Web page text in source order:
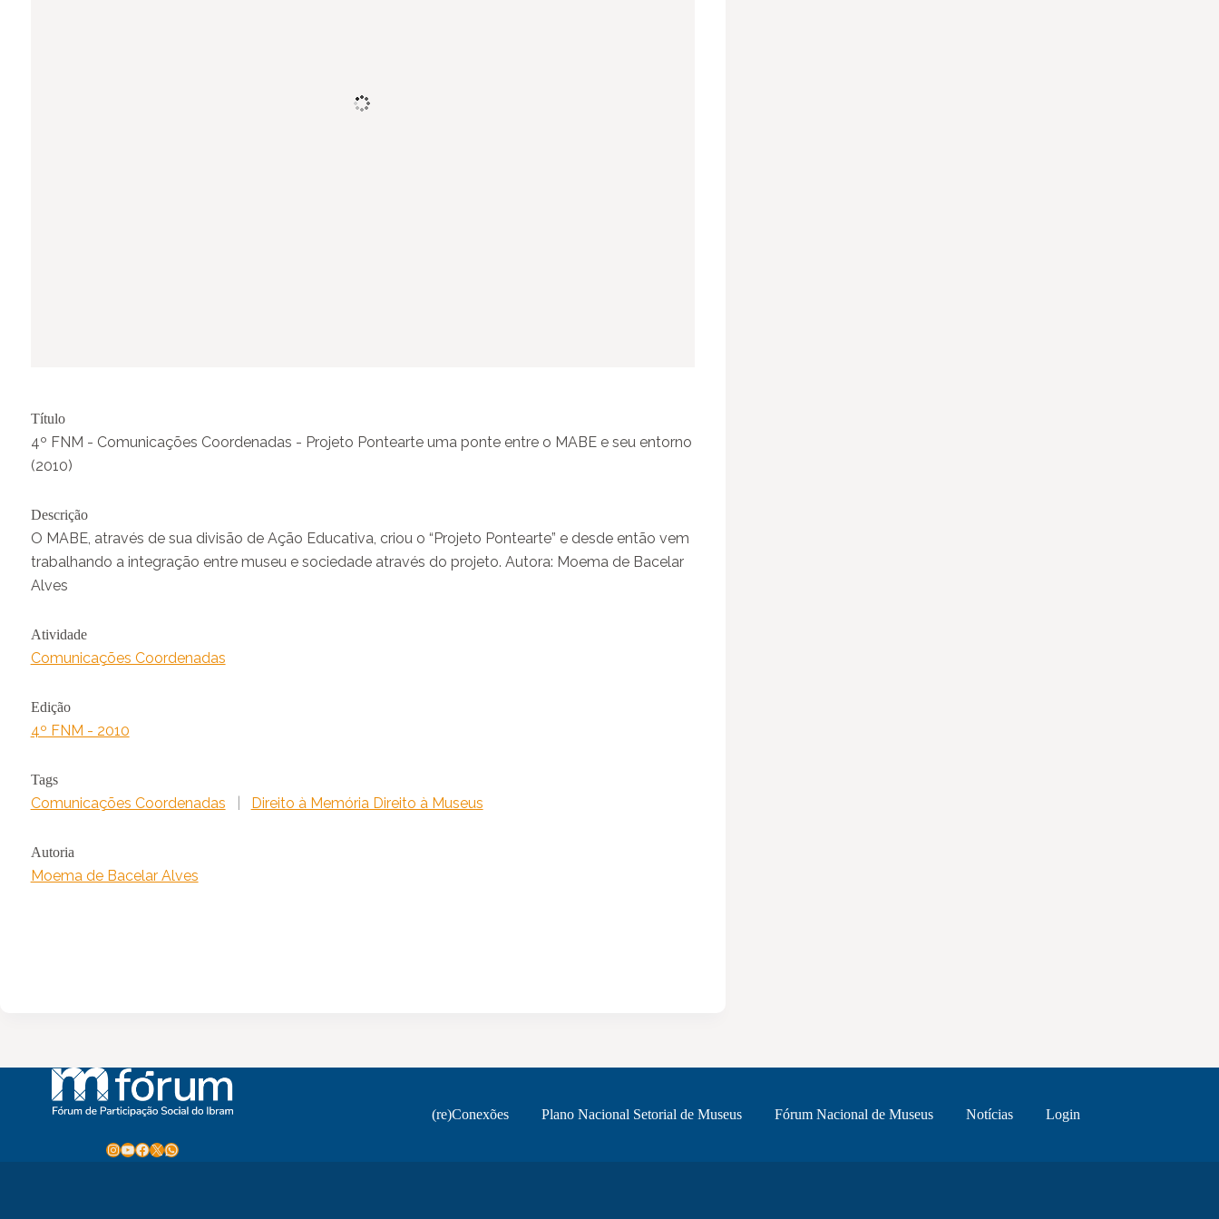
Título
4º FNM - Comunicações Coordenadas - Projeto Pontearte uma ponte entre o MABE e seu entorno
(2010)
Descrição
O MABE, através de sua divisão de Ação Educativa, criou o “Projeto Pontearte” e desde então vem
trabalhando a integração entre museu e sociedade através do projeto. Autora: Moema de Bacelar
Alves
Atividade
Comunicações Coordenadas
Edição
4º FNM - 2010
Tags
Comunicações Coordenadas Direito à Memória Direito à Museus
Autoria
Moema de Bacelar Alves
Instagram
Youtube
Facebook
X WhatsApp
(re)Conexões Plano Nacional Setorial de Museus Fórum Nacional de Museus Notícias Login